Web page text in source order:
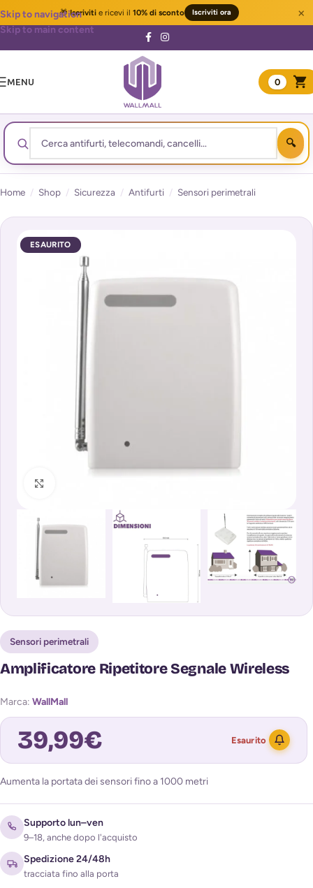
🎁Iscrivitie ricevi il 10% di sconto Iscriviti ora ×
Skip to navigation
Skip to main content
MENU 0
Home / Shop / Sicurezza / Antifurti / Sensori perimetrali
ESAURITO
Sensori perimetrali
Amplificatore Ripetitore Segnale Wireless
Marca: WallMall
39,99€ Esaurito
Aumenta la portata dei sensori fino a 1000 metri
Supporto lun–ven
9–18, anche dopo l'acquisto
Spedizione 24/48h
tracciata fino alla porta